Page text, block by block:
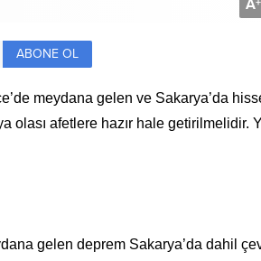
A+
ABONE OL
meydana gelen ve Sakarya’da
olası afetlere hazır hale getirilmelidir.
gelen deprem Sakarya’da dahil